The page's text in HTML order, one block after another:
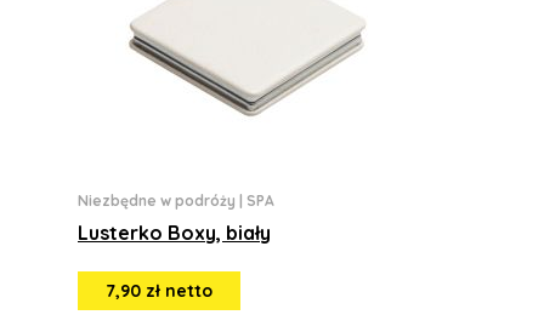
Niezbędne w podróży SPA
Lusterko Boxy, biały
7,90 zł netto